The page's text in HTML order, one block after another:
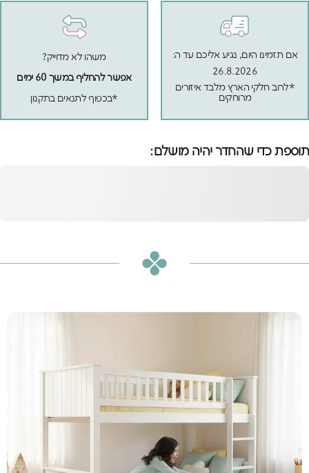
אם תזמינו היום, נגיע אליכם עד ה:
26.8.2026
*לרוב חלקי הארץ מלבד איזורים
מרוחקים
משהו לא מדוייק?
אפשר להחליף במשך 60 ימים
*בכפוף לתנאים בתקנון
תוספת כדי שהחדר יהיה מושלם:
חבר